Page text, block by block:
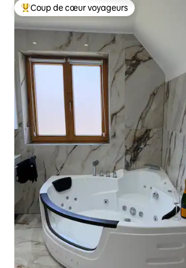
Coup de cœur voyageurs parmi les plus
Coup de cœur voyageurs